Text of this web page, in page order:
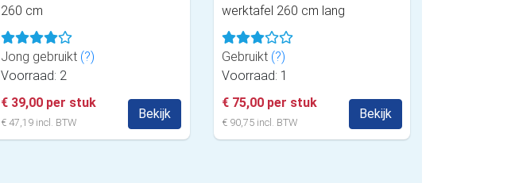
260 cm
Jong gebruikt (?)
Voorraad: 2
€ 39,00 per stuk
€ 47,19 incl. BTW
Bekijk
werktafel 260 cm lang
Gebruikt (?)
Voorraad: 1
€ 75,00 per stuk
€ 90,75 incl. BTW
Bekijk